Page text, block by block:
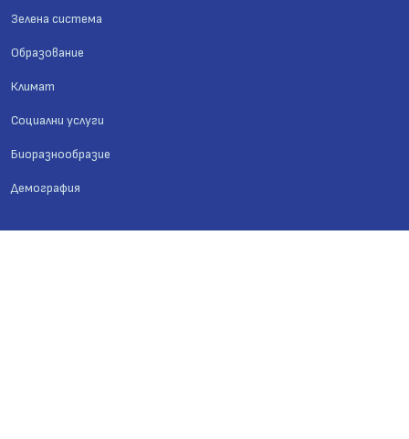
Зелена система
Образование
Климат
Социални услуги
Биоразнообразие
Демография